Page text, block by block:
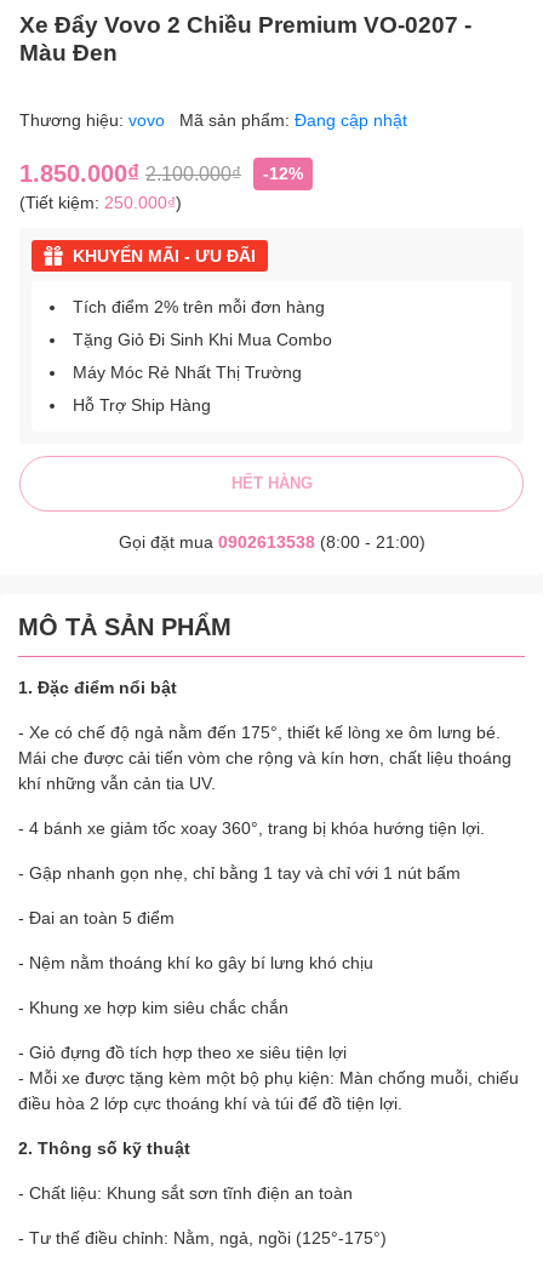
Xe Đẩy Vovo 2 Chiều Premium VO-0207 -
Màu Đen
Thương hiệu: vovo Mã sản phẩm: Đang cập nhật
1.850.000₫ 2.100.000₫
-12%
(Tiết kiệm: 250.000₫)
KHUYẾN MÃI - ƯU ĐÃI
Tích điểm 2% trên mỗi đơn hàng
Tặng Giỏ Đi Sinh Khi Mua Combo
Máy Móc Rẻ Nhất Thị Trường
Hỗ Trợ Ship Hàng
HẾT HÀNG
Gọi đặt mua 0902613538(8:00 - 21:00)
MÔ TẢ SẢN PHẨM
1. Đặc điểm nổi bật
- Xe có chế độ ngả nằm đến 175°, thiết kế lòng xe ôm lưng bé.
Mái che được cải tiến vòm che rộng và kín hơn, chất liệu thoáng
khí những vẫn cản tia UV.
- 4 bánh xe giảm tốc xoay 360°, trang bị khóa hướng tiện lợi.
- Gập nhanh gọn nhẹ, chỉ bằng 1 tay và chỉ với 1 nút bấm
- Đai an toàn 5 điểm
- Nệm nằm thoáng khí ko gây bí lưng khó chịu
- Khung xe hợp kim siêu chắc chắn
- Giỏ đựng đồ tích hợp theo xe siêu tiện lợi
- Mỗi xe được tặng kèm một bộ phụ kiện: Màn chống muỗi, chiếu
điều hòa 2 lớp cực thoáng khí và túi để đồ tiện lợi.
2. Thông số kỹ thuật
- Chất liệu: Khung sắt sơn tĩnh điện an toàn
- Tư thế điều chỉnh: Nằm, ngả, ngồi (125°-175°)